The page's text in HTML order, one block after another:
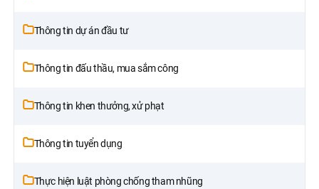
Thông tin dự án đầu tư
Thông tin đấu thầu, mua sắm công
Thông tin khen thưởng, xử phạt
Thông tin tuyển dụng
Thực hiện luật phòng chống tham nhũng